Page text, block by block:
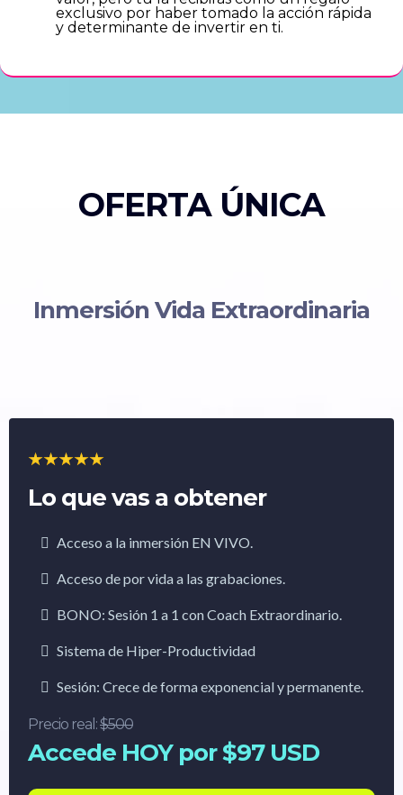
exclusivo por haber tomado la acción rápida
y determinante de invertir en ti.
OFERTA ÚNICA
Inmersión Vida Extraordinaria
Lo que vas a obtener
Acceso a la inmersión EN VIVO.
Acceso de por vida a las grabaciones.
BONO: Sesión 1 a 1 con Coach Extraordinario.
Sistema de Hiper-Productividad
Sesión: Crece de forma exponencial y permanente.
Precio real:$500
Accede HOY por $97 USD